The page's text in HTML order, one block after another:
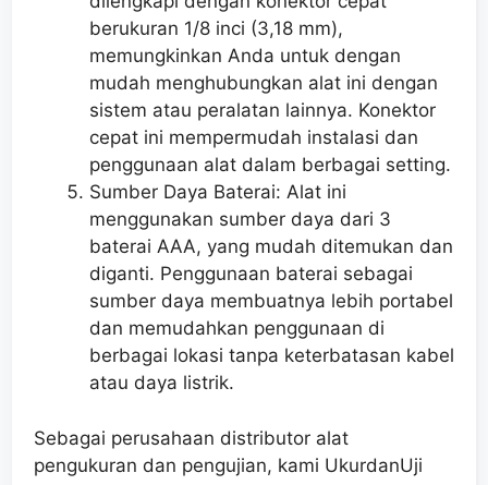
berukuran 1/8 inci (3,18 mm),
memungkinkan Anda untuk dengan
mudah menghubungkan alat ini dengan
sistem atau peralatan lainnya. Konektor
cepat ini mempermudah instalasi dan
penggunaan alat dalam berbagai setting.
Sumber Daya Baterai: Alat ini
menggunakan sumber daya dari 3
baterai AAA, yang mudah ditemukan dan
diganti. Penggunaan baterai sebagai
sumber daya membuatnya lebih portabel
dan memudahkan penggunaan di
berbagai lokasi tanpa keterbatasan kabel
atau daya listrik.
Sebagai perusahaan distributor alat
pengukuran dan pengujian, kami UkurdanUji